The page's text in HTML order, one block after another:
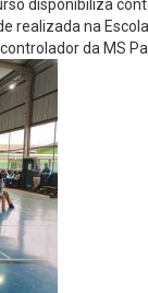
disponibiliza
realizada na
da MS